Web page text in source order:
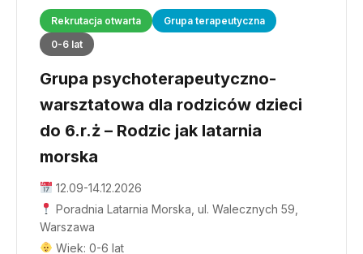
Rekrutacja otwarta
Grupa terapeutyczna
0-6 lat
Grupa psychoterapeutyczno-
warsztatowa dla rodziców dzieci
do 6.r.ż – Rodzic jak latarnia
morska
12.09-14.12.2026
Poradnia Latarnia Morska, ul. Walecznych 59,
Warszawa
Wiek: 0-6 lat